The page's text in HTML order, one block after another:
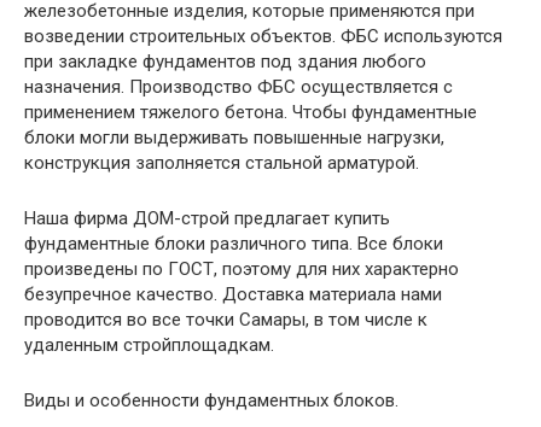
железобетонные изделия, которые применяются при
возведении строительных объектов. ФБС используются
при закладке фундаментов под здания любого
назначения. Производство ФБС осуществляется с
применением тяжелого бетона. Чтобы фундаментные
блоки могли выдерживать повышенные нагрузки,
конструкция заполняется стальной арматурой.
Наша фирма ДОМ-строй предлагает купить
фундаментные блоки различного типа. Все блоки
произведены по ГОСТ, поэтому для них характерно
безупречное качество. Доставка материала нами
проводится во все точки Самары, в том числе к
удаленным стройплощадкам.
Виды и особенности фундаментных блоков.